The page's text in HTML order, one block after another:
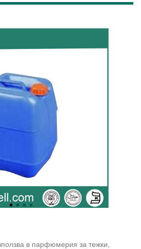
в парфюмерия за тежки,